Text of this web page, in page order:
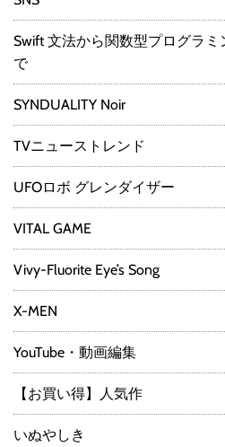
Swift 文法から関数型プログラミ
で
SYNDUALITY Noir
TVニューストレンド
UFOロボ グレンダイザー
VITAL GAME
Vivy-Fluorite Eye’s Song
X-MEN
YouTube・動画編集
【お買い得】人気作
いぬやしき